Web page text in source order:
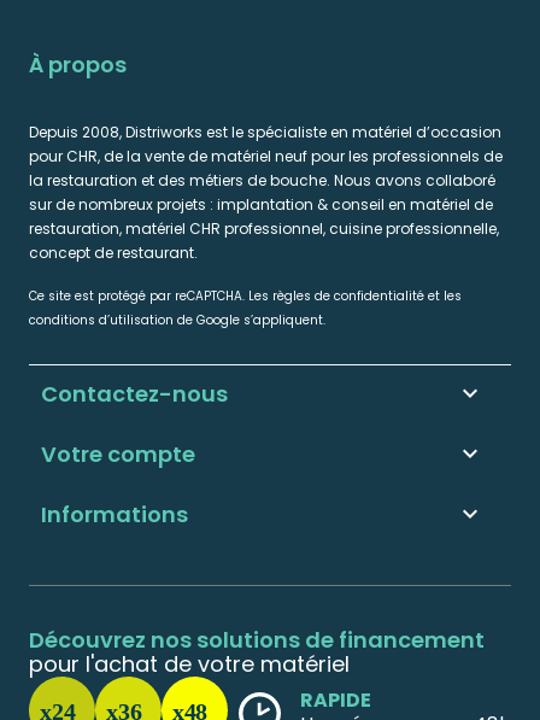
À propos
Depuis 2008, Distriworks est le spécialiste en matériel d’occasion
pour CHR, de la vente de matériel neuf pour les professionnels de
la restauration et des métiers de bouche. Nous avons collaboré
sur de nombreux projets : implantation & conseil en matériel de
restauration, matériel CHR professionnel, cuisine professionnelle,
concept de restaurant.
Ce site est protégé par reCAPTCHA. Les règles de confidentialité et les
conditions d’utilisation de Google s’appliquent.
Informations 
Votre compte 
Contactez-nous keyboard_arrow_down
Découvrez nos solutions de financement
pour l'achat de votre matériel
RAPIDE